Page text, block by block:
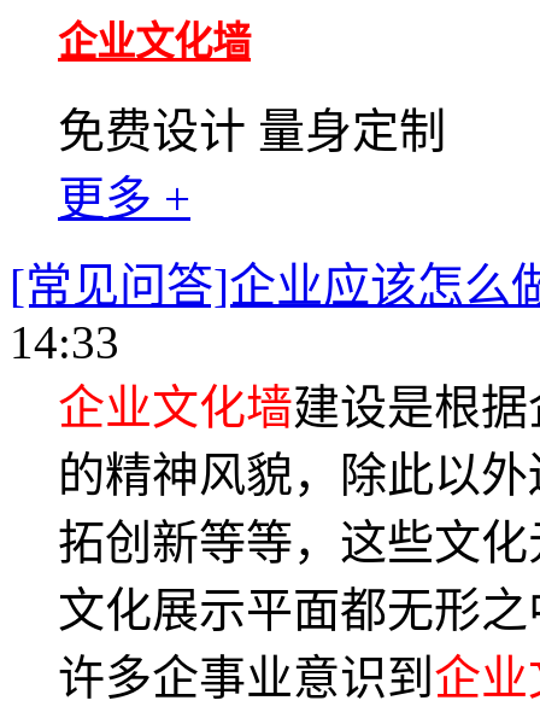
企业文化墙
免费设计 量身定制
更多 +
[常见问答]企业应该怎么
14:33
企业文化墙建设是根
的精神风貌，除此以
拓创新等等，这些文
文化展示平面都无形
许多企事业意识到 企